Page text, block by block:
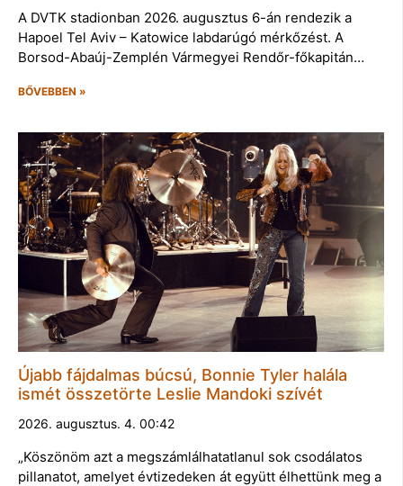
A DVTK stadionban 2026. augusztus 6-án rendezik a
Hapoel Tel Aviv – Katowice labdarúgó mérkőzést. A
Borsod-Abaúj-Zemplén Vármegyei Rendőr-főkapitán…
BŐVEBBEN »
Újabb fájdalmas búcsú, Bonnie Tyler halála
ismét összetörte Leslie Mandoki szívét
2026. augusztus. 4. 00:42
„Köszönöm azt a megszámlálhatatlanul sok csodálatos
pillanatot, amelyet évtizedeken át együtt élhettünk meg a